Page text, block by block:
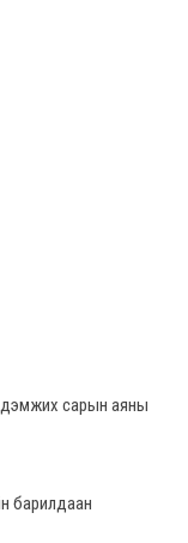
дэмжих сарын аяны
барилдаан